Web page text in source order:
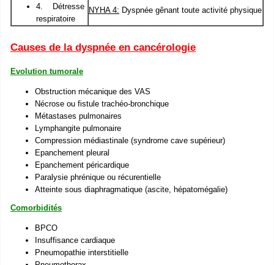
4. Détresse
respiratoire
NYHA 4: Dyspnée gênant toute activité physique
Causes de la dyspnée en cancérologie
Evolution tumorale
Obstruction mécanique des VAS
Nécrose ou fistule trachéo-bronchique
Métastases pulmonaires
Lymphangite pulmonaire
Compression médiastinale (syndrome cave supérieur)
Epanchement pleural
Epanchement péricardique
Paralysie phrénique ou récurentielle
Atteinte sous diaphragmatique (ascite, hépatomégalie)
Comorbidités
BPCO
Insuffisance cardiaque
Pneumopathie interstitielle